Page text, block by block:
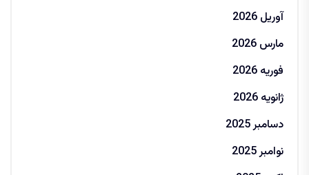
آوریل 2026
مارس 2026
فوریه 2026
ژانویه 2026
دسامبر 2025
نوامبر 2025